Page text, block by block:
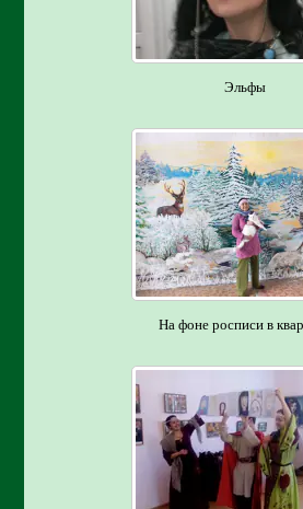
Эльфы
На фоне росписи в